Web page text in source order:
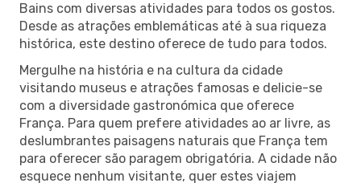
Bains com diversas atividades para todos os gostos.
Desde as atrações emblemáticas até à sua riqueza
histórica, este destino oferece de tudo para todos.
Mergulhe na história e na cultura da cidade
visitando museus e atrações famosas e delicie-se
com a diversidade gastronómica que oferece
França. Para quem prefere atividades ao ar livre, as
deslumbrantes paisagens naturais que França tem
para oferecer são paragem obrigatória. A cidade não
esquece nenhum visitante, quer estes viajem